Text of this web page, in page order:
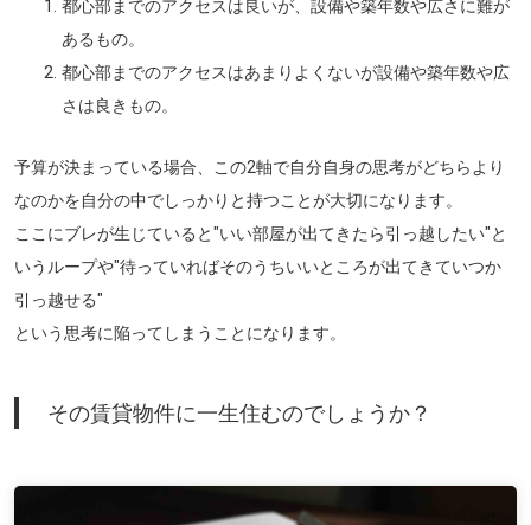
都心部までのアクセスは良いが、設備や築年数や広さに難が
あるもの。
都心部までのアクセスはあまりよくないが設備や築年数や広
さは良きもの。
予算が決まっている場合、この2軸で自分自身の思考がどちらより
なのかを自分の中でしっかりと持つことが大切になります。
ここにブレが生じていると"いい部屋が出てきたら引っ越したい"と
いうループや"待っていればそのうちいいところが出てきていつか
引っ越せる"
という思考に陥ってしまうことになります。
その賃貸物件に一生住むのでしょうか？